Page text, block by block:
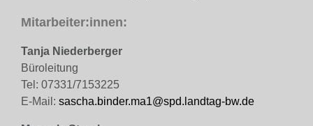
Mitarbeiter:innen:
Tanja Niederberger
Büroleitung
Tel: 07331/7153225
E-Mail: sascha.binder.ma1@spd.landtag-bw.de